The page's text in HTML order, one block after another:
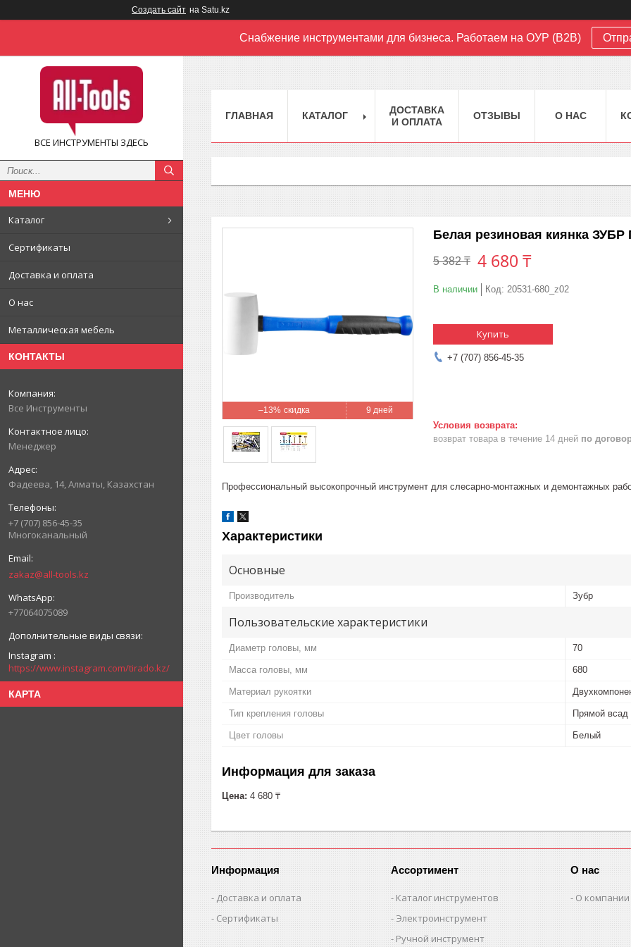
Создать сайт на Satu.kz
Снабжение инструментами для бизнеса. Работаем на ОУР (B2B)
ВСЕ ИНСТРУМЕНТЫ ЗДЕСЬ
Каталог
Сертификаты
Доставка и оплата
О нас
Металлическая мебель
КОНТАКТЫ
Все Инструменты
Менеджер
Фадеева, 14, Алматы, Казахстан
+7 (707) 856-45-35
Многоканальный
zakaz@all-tools.kz
+77064075089
Instagram
https://www.instagram.com/tirado.kz/
КАРТА
ГЛАВНАЯ КАТАЛОГ
ДОСТАВКА
И ОПЛАТА
ОТЗЫВЫ О НАС
–13% 9 дней
Белая резиновая киянка ЗУБР
5 382 ₸ 4 680 ₸
В наличии Код: 20531-680_z02
Купить
+7 (707) 856-45-35
возврат товара в течение 14 дней по
Профессиональный высокопрочный инструмент для слесарно-монтажных и демонтажных
Характеристики
Основные
Производитель Зубр
Пользовательские характеристики
Диаметр головы, мм 70
Масса головы, мм 680
Материал рукоятки
Тип крепления головы Прямой всад
Цвет головы Белый
Информация для заказа
Цена: 4 680 ₸
Информация
Доставка и оплата
Сертификаты
Ассортимент
Каталог инструментов
Электроинструмент
Ручной инструмент
О нас
О компании